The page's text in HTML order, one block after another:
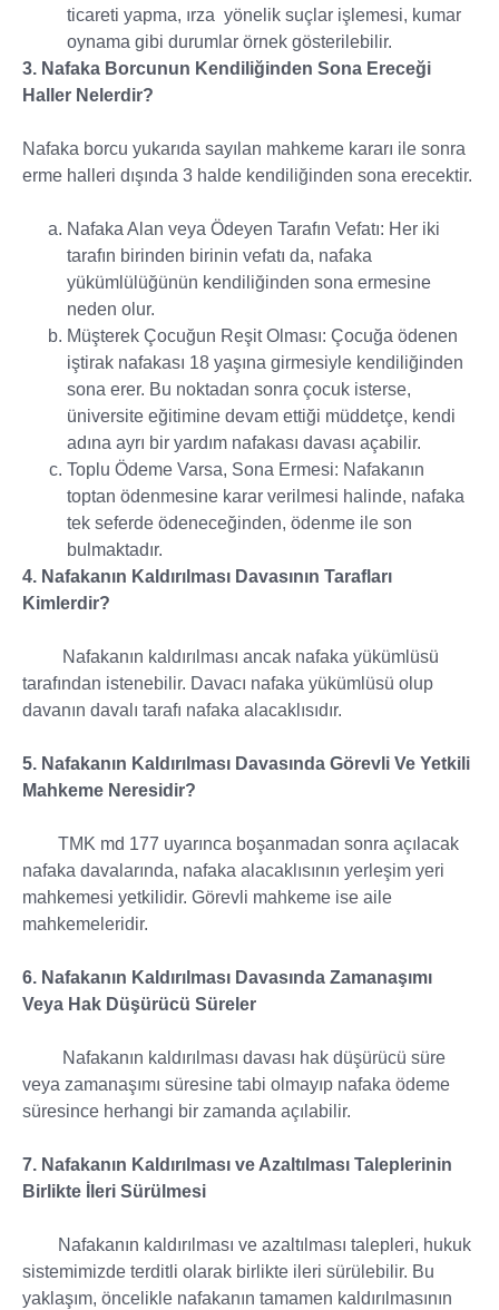
ticareti yapma, ırza yönelik suçlar işlemesi, kumar
oynama gibi durumlar örnek gösterilebilir.
3. Nafaka Borcunun Kendiliğinden Sona Ereceği
Haller Nelerdir?
Nafaka borcu yukarıda sayılan mahkeme kararı ile sonra
erme halleri dışında 3 halde kendiliğinden sona erecektir.
Nafaka Alan veya Ödeyen Tarafın Vefatı: Her iki
tarafın birinden birinin vefatı da, nafaka
yükümlülüğünün kendiliğinden sona ermesine
neden olur.
Müşterek Çocuğun Reşit Olması: Çocuğa ödenen
iştirak nafakası 18 yaşına girmesiyle kendiliğinden
sona erer. Bu noktadan sonra çocuk isterse,
üniversite eğitimine devam ettiği müddetçe, kendi
adına ayrı bir yardım nafakası davası açabilir.
Toplu Ödeme Varsa, Sona Ermesi: Nafakanın
toptan ödenmesine karar verilmesi halinde, nafaka
tek seferde ödeneceğinden, ödenme ile son
bulmaktadır.
4. Nafakanın Kaldırılması Davasının Tarafları
Kimlerdir?
Nafakanın kaldırılması ancak nafaka yükümlüsü
tarafından istenebilir. Davacı nafaka yükümlüsü olup
davanın davalı tarafı nafaka alacaklısıdır.
5. Nafakanın Kaldırılması Davasında Görevli Ve Yetkili
Mahkeme Neresidir?
TMK md 177 uyarınca boşanmadan sonra açılacak
nafaka davalarında, nafaka alacaklısının yerleşim yeri
mahkemesi yetkilidir. Görevli mahkeme ise aile
mahkemeleridir.
6. Nafakanın Kaldırılması Davasında Zamanaşımı
Veya Hak Düşürücü Süreler
Nafakanın kaldırılması davası hak düşürücü süre
veya zamanaşımı süresine tabi olmayıp nafaka ödeme
süresince herhangi bir zamanda açılabilir.
7. Nafakanın Kaldırılması ve Azaltılması Taleplerinin
Birlikte İleri Sürülmesi
Nafakanın kaldırılması ve azaltılması talepleri, hukuk
sistemimizde terditli olarak birlikte ileri sürülebilir. Bu
yaklaşım, öncelikle nafakanın tamamen kaldırılmasının